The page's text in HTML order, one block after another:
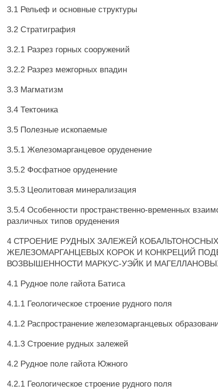
3.1 Рельеф и основные структуры
3.2 Стратиграфия
3.2.1 Разрез горных сооружений
3.2.2 Разрез межгорных впадин
3.3 Магматизм
3.4 Тектоника
3.5 Полезные ископаемые
3.5.1 Железомарганцевое оруденение
3.5.2 Фосфатное оруденение
3.5.3 Цеолитовая минерализация
3.5.4 Особенности пространственно-временных
различных типов оруденения
4 СТРОЕНИЕ РУДНЫХ ЗАЛЕЖЕЙ КОБАЛЬТОНОСНЫХ
ЖЕЛЕЗОМАРГАНЦЕВЫХ КОРОК И КОНКРЕЦИЙ
ВОЗВЫШЕННОСТИ МАРКУС-УЭЙК И
4.1 Рудное поле гайота Батиса
4.1.1 Геологическое строение рудного поля
4.1.2 Распространение железомарганцевых
4.1.3 Строение рудных залежей
4.2 Рудное поле гайота Южного
4.2.1 Геологическое строение рудного поля